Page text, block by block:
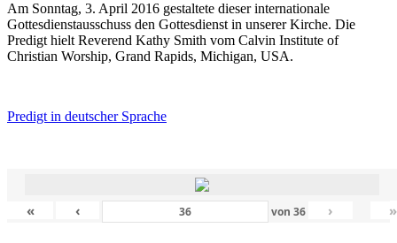
Am Sonntag, 3. April 2016 gestaltete dieser internationale
Gottesdienstausschuss den Gottesdienst in unserer Kirche. Die
Predigt hielt Reverend Kathy Smith vom Calvin Institute of
Christian Worship, Grand Rapids, Michigan, USA.
Predigt in deutscher Sprache
« ‹ von36 › »